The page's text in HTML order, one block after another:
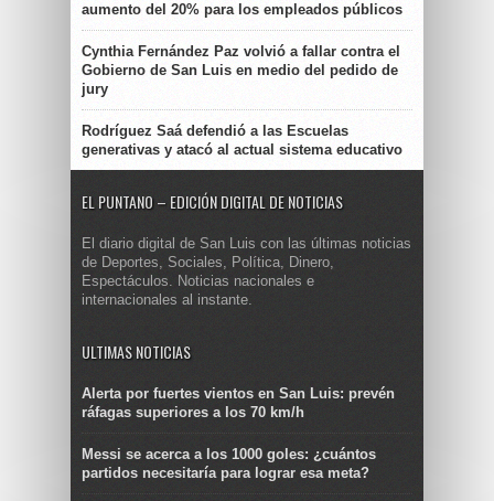
aumento del 20% para los empleados públicos
Cynthia Fernández Paz volvió a fallar contra el
Gobierno de San Luis en medio del pedido de
jury
Rodríguez Saá defendió a las Escuelas
generativas y atacó al actual sistema educativo
EL PUNTANO – EDICIÓN DIGITAL DE NOTICIAS
El diario digital de San Luis con las últimas noticias
de Deportes, Sociales, Política, Dinero,
Espectáculos. Noticias nacionales e
internacionales al instante.
ULTIMAS NOTICIAS
Alerta por fuertes vientos en San Luis: prevén
ráfagas superiores a los 70 km/h
Messi se acerca a los 1000 goles: ¿cuántos
partidos necesitaría para lograr esa meta?